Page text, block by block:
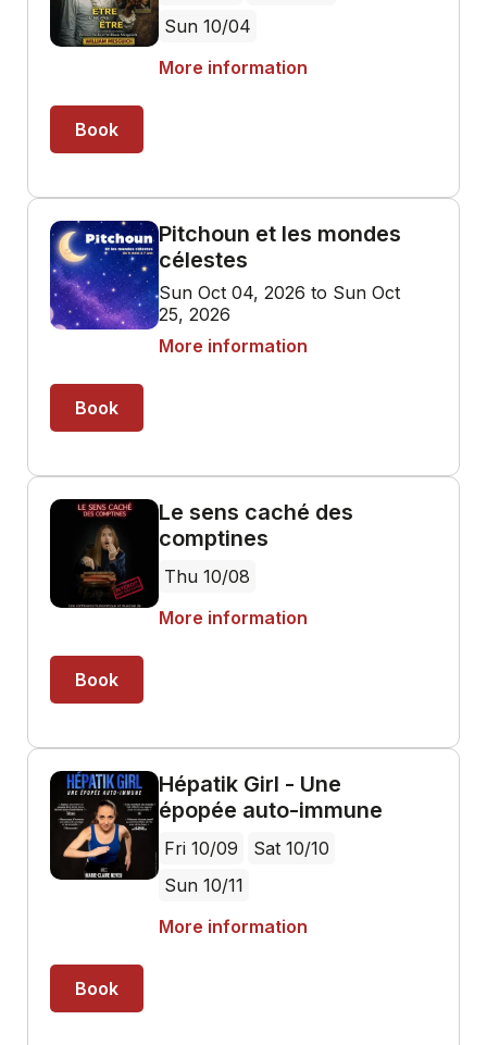
Sun 10/04
More information
Book
Pitchoun et les mondes
célestes
Sun Oct 04, 2026 to Sun Oct
25, 2026
More information
Book
Le sens caché des
comptines
Thu 10/08
More information
Book
Hépatik Girl - Une
épopée auto-immune
Fri 10/09
Sat 10/10
Sun 10/11
More information
Book